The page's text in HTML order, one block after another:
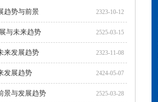
趋势与前景 2323-10-12
与未来趋势 2525-03-15
来发展趋势 2323-11-08
发展趋势 2424-05-07
景与发展趋势 2525-03-28